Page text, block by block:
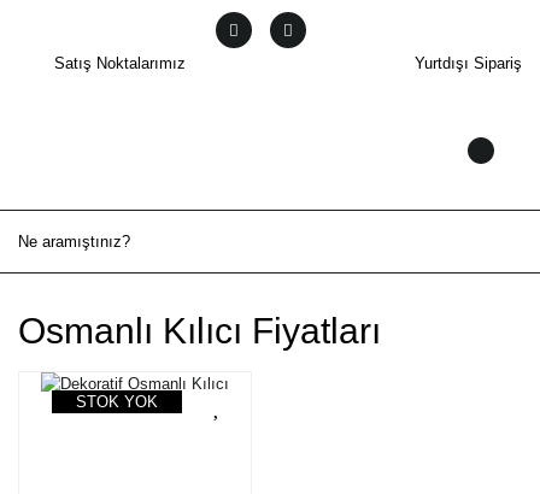
Satış Noktalarımız Yurtdışı Sipariş
Osmanlı Kılıcı Fiyatları
STOK YOK